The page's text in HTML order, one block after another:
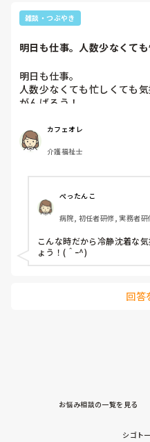
雑談・つぶやき
明日も仕事。人数少なくて
明日も仕事。
人数少なくても忙しくても気
がんばろう！
カフェオレ
介護福祉士
ぺったんこ
病院, 初任者研修, 実務者
こんな時だから冷静沈着な
ょう！(＾ｰ^)
回答
お悩み相談の一覧を見る
シゴト